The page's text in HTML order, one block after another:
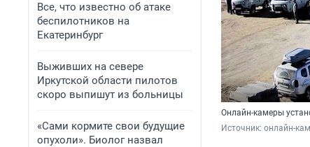
Все, что известно об атаке
беспилотников на
Екатеринбург
Выживших на севере
Иркутской области пилотов
скоро выпишут из больницы
«Сами кормите свои будущие
опухоли». Биолог назвал
Онлайн-камеры
Источник: онлайн-